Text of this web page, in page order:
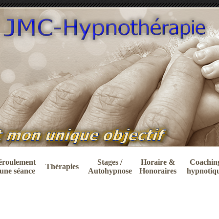
séance
Thérapies
Stages /
Autohypnose
Horaire &
Honoraires